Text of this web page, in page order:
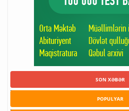
SON XƏBƏR
POPULYAR